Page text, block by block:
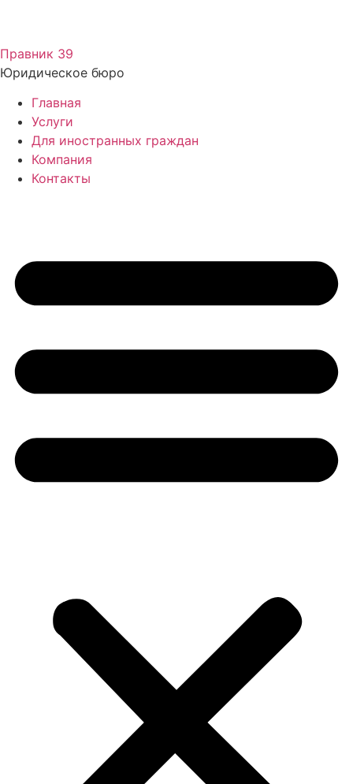
содержимому
Правник 39
Юридическое бюро
Главная
Услуги
Для иностранных граждан
Компания
Контакты